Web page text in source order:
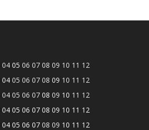
04 05 06 07 08 09 10 11 12
04 05 06 07 08 09 10 11 12
04 05 06 07 08 09 10 11 12
04 05 06 07 08 09 10 11 12
04 05 06 07 08 09 10 11 12